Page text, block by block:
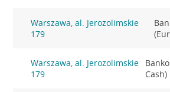
Warszawa, al. Jerozolimskie
179
Warszawa, al. Jerozolimskie
179
Cash)